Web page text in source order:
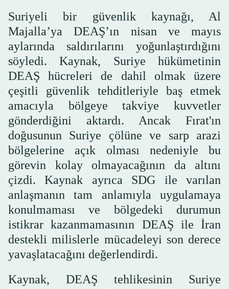
Suriyeli bir güvenlik kaynağı, Al
Majalla’ya DEAŞ’ın nisan ve mayıs
aylarında saldırılarını yoğunlaştırdığını
söyledi. Kaynak, Suriye hükümetinin
DEAŞ hücreleri de dahil olmak üzere
çeşitli güvenlik tehditleriyle baş etmek
amacıyla bölgeye takviye kuvvetler
gönderdiğini aktardı. Ancak Fırat'ın
doğusunun Suriye çölüne ve sarp arazi
bölgelerine açık olması nedeniyle bu
görevin kolay olmayacağının da altını
çizdi. Kaynak ayrıca SDG ile varılan
anlaşmanın tam anlamıyla uygulamaya
konulmaması ve bölgedeki durumun
istikrar kazanmamasının DEAŞ ile İran
destekli milislerle mücadeleyi son derece
yavaşlatacağını değerlendirdi.
Kaynak, DEAŞ tehlikesinin Suriye